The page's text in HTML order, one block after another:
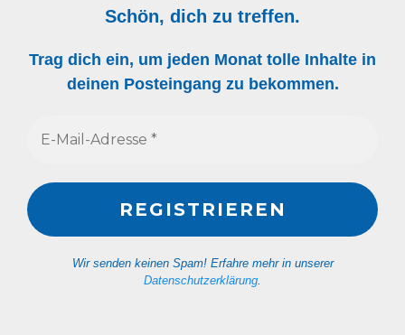
Schön, dich zu treffen.
Trag dich ein, um jeden Monat tolle Inhalte in
deinen Posteingang zu bekommen.
Wir senden keinen Spam! Erfahre mehr in unserer
Datenschutzerklärung